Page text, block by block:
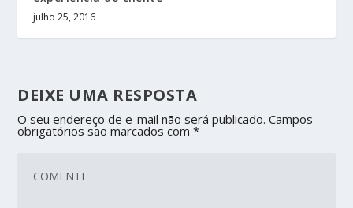
julho 25, 2016
DEIXE UMA RESPOSTA
O seu endereço de e-mail não será publicado. Campos
obrigatórios são marcados com*